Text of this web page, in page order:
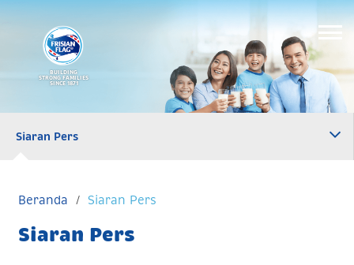
BUILDING
STRONG FAMILIES
SINCE 1871
Siaran Pers
Beranda Siaran Pers
Siaran Pers